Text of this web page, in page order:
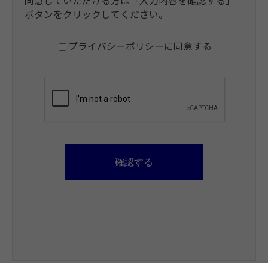
ボタンをクリックしてください。
プライバシーポリシーに同意する